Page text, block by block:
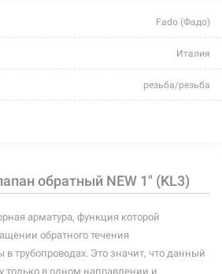
Fado (Фадо)
Италия
резьба/резьба
неагрессивная, газообразная неагрессивная
эластомер EPDM
обратный NEW 1" (KL3)
арматура, функция которой
обратного течения
в трубопроводах. Это значит, что данный
только в одном направлении и